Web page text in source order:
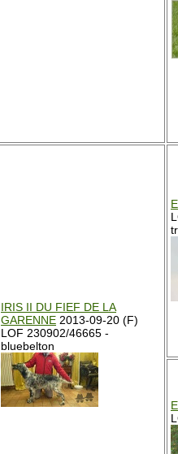
IRIS II DU FIEF DE LA
GARENNE 2013-09-20 (F)
LOF 230902/46665 -
bluebelton